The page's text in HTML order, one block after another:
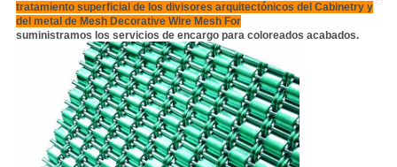
tratamiento superficial de los divisores arquitectónicos del Cabinetry y
del metal de Mesh Decorative Wire Mesh For
suministramos los servicios de encargo para coloreados acabados.